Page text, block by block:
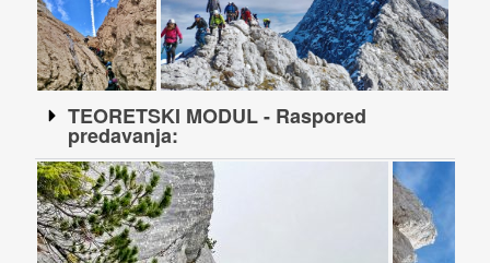
TEORETSKI MODUL - Raspored
predavanja: